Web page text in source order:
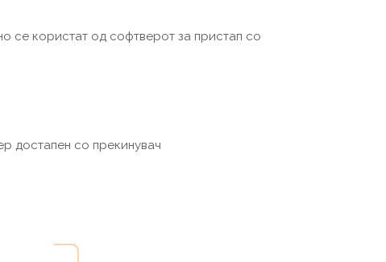
се користат од софтверот за пристап со
достапен со прекинувач